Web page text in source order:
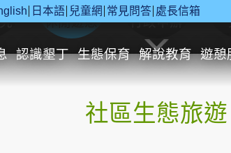
日本語 兒童網 常見問答 處長信箱
認識墾丁 生態保育 解說教育 遊憩
休閒遊憩 行政申辦
社區生態旅遊